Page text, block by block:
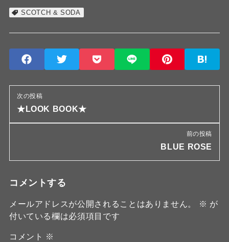
SCOTCH & SODA
次の投稿
★LOOK BOOK★
前の投稿
BLUE ROSE
コメントする
メールアドレスが公開されることはありません。 ※ が
付いている欄は必須項目です
コメント ※